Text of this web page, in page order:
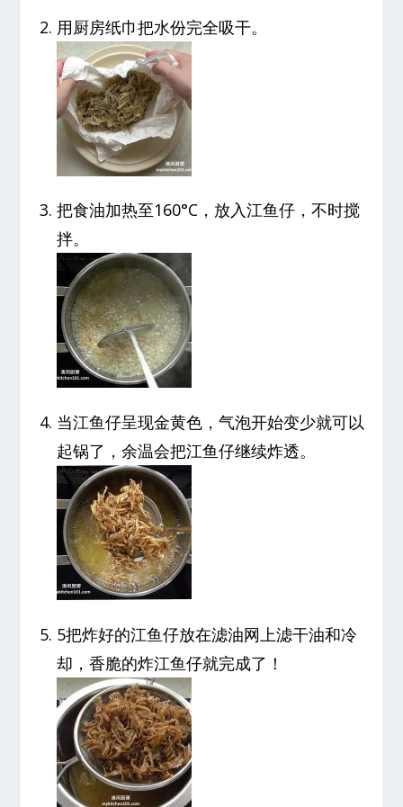
用厨房纸巾把水份完全吸干。
把食油加热至160°C，放入江鱼仔，不时搅
拌。
当江鱼仔呈现金黄色，气泡开始变少就可以
起锅了，余温会把江鱼仔继续炸透。
5把炸好的江鱼仔放在滤油网上滤干油和冷
却，香脆的炸江鱼仔就完成了！